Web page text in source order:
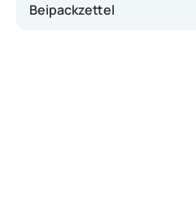
Beipackzettel